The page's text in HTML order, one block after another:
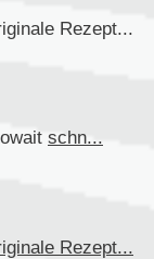
Rezept...
schn...
Rezept...